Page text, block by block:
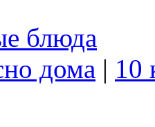
блюда
дома | 10